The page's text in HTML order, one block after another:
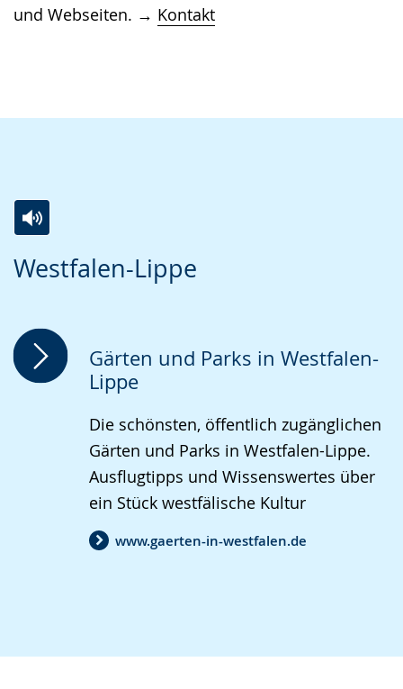
und Webseiten. → Kontakt
Westfalen-Lippe
Leichten
wechseln.
Audio-
Video
Deutscher
Gebärdensprache
wird
Gärten und Parks in Westfalen-
Lippe
Die schönsten, öffentlich zugänglichen
Gärten und Parks in Westfalen-Lippe.
Ausflugtipps und Wissenswertes über
ein Stück westfälische Kultur
www.gaerten-in-westfalen.de